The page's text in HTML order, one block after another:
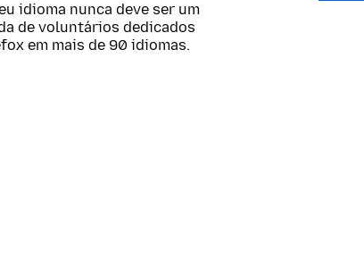
idioma nunca deve ser um
de voluntários dedicados
em mais de 90 idiomas.